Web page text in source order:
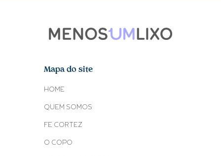
Mapa do site
HOME
QUEM SOMOS
FE CORTEZ
O COPO